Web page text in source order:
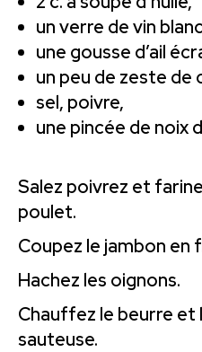
un verre de vin
une gousse d’ail
un peu de zeste de
sel, poivre,
une pincée de noix
Salez poivrez et
poulet.
Coupez le jambon en
Hachez les oignons.
Chauffez le beurre et
sauteuse.